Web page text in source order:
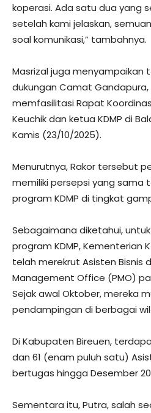
koperasi. Ada satu dua yang
setelah kami jelaskan,
soal komunikasi,” tambahnya.
Masrizal juga menyampaikan
dukungan Camat Gandapura,
memfasilitasi Rapat
Keuchik dan ketua KDMP di
Kamis (23/10/2025).
Menurutnya, Rakor tersebut
memiliki persepsi yang sama
program KDMP di tingkat
Sebagaimana diketahui,
program KDMP, Kementerian
telah merekrut Asisten Bisnis
Management Office (PMO)
Sejak awal Oktober, mereka
pendampingan di berbagai
Di Kabupaten Bireuen,
dan 61 (enam puluh satu)
bertugas hingga Desember
Sementara itu, Putra, salah